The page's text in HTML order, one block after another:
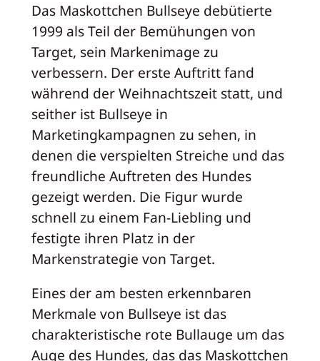
Das Maskottchen Bullseye debütierte
1999 als Teil der Bemühungen von
Target, sein Markenimage zu
verbessern. Der erste Auftritt fand
während der Weihnachtszeit statt, und
seither ist Bullseye in
Marketingkampagnen zu sehen, in
denen die verspielten Streiche und das
freundliche Auftreten des Hundes
gezeigt werden. Die Figur wurde
schnell zu einem Fan-Liebling und
festigte ihren Platz in der
Markenstrategie von Target.
Eines der am besten erkennbaren
Merkmale von Bullseye ist das
charakteristische rote Bullauge um das
Auge des Hundes, das das Maskottchen